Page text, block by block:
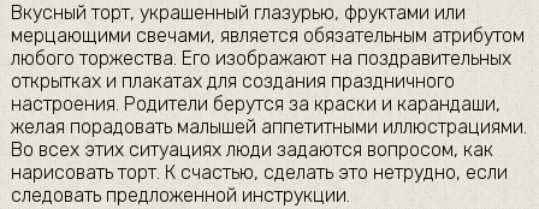
Вкусный торт, украшенный глазурью, фруктами или
мерцающими свечами, является обязательным атрибутом
любого торжества. Его изображают на поздравительных
открытках и плакатах для создания праздничного
настроения. Родители берутся за краски и карандаши,
желая порадовать малышей аппетитными иллюстрациями.
Во всех этих ситуациях люди задаются вопросом, как
нарисовать торт. К счастью, сделать это нетрудно, если
следовать предложенной инструкции.